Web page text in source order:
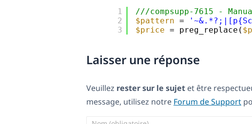
1
2
3
///compsupp-7615 -
$pattern =
$price = preg_replace(
Laisser une réponse
Veuillez rester sur le sujet et être
message, utilisez notre Forum de Support